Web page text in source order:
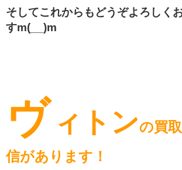
そしてこれからもどうぞよろしく
すm(__)m
ヴ ィトンの買
信があります！